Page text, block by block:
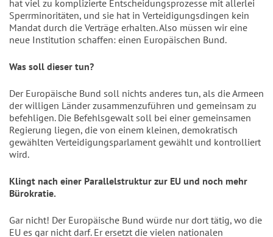
hat viel zu komplizierte Entscheidungsprozesse mit allerlei
Sperrminoritäten, und sie hat in Verteidigungsdingen kein
Mandat durch die Verträge erhalten. Also müssen wir eine
neue Institution schaffen: einen Europäischen Bund.
Was soll dieser tun?
Der Europäische Bund soll nichts anderes tun, als die Armeen
der willigen Länder zusammenzuführen und gemeinsam zu
befehligen. Die Befehlsgewalt soll bei einer gemeinsamen
Regierung liegen, die von einem kleinen, demokratisch
gewählten Verteidigungsparlament gewählt und kontrolliert
wird.
Klingt nach einer Parallelstruktur zur EU und noch mehr
Bürokratie.
Gar nicht! Der Europäische Bund würde nur dort tätig, wo die
EU es gar nicht darf. Er ersetzt die vielen nationalen